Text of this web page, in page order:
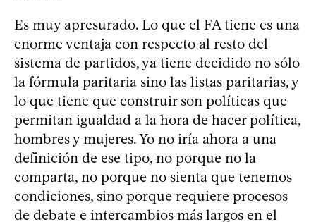
Es muy apresurado. Lo que el FA tiene es una
enorme ventaja con respecto al resto del
sistema de partidos, ya tiene decidido no sólo
la fórmula paritaria sino las listas paritarias, y
lo que tiene que construir son políticas que
permitan igualdad a la hora de hacer política,
hombres y mujeres. Yo no iría ahora a una
definición de ese tipo, no porque no la
comparta, no porque no sienta que tenemos
condiciones, sino porque requiere procesos
de debate e intercambios más largos en el